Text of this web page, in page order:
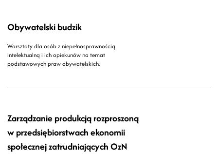
Obywatelski budzik
Warsztaty dla osób z niepełnosprawnością
intelektualną i ich opiekunów na temat
podstawowych praw obywatelskich.
Zarządzanie produkcją rozproszoną
w przedsiębiorstwach ekonomii
społecznej zatrudniających OzN